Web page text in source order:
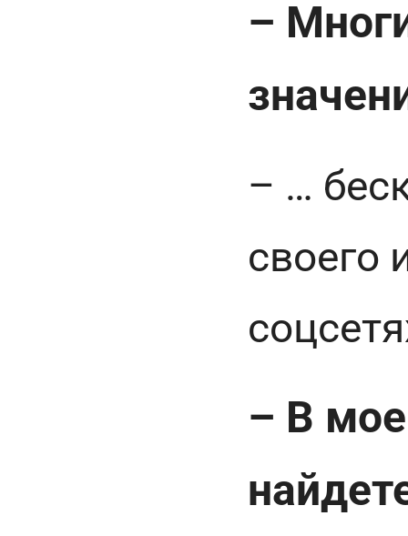
–
– …
своего
– В